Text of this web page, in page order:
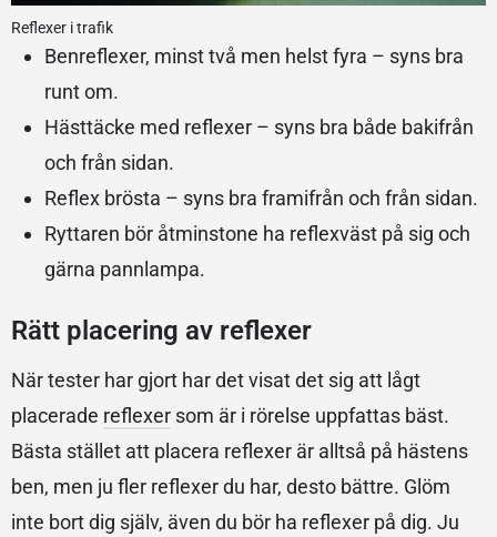
Reflexer i trafik
Benreflexer, minst två men helst fyra – syns bra
runt om.
Hästtäcke med reflexer – syns bra både bakifrån
och från sidan.
Reflex brösta – syns bra framifrån och från sidan.
Ryttaren bör åtminstone ha reflexväst på sig och
gärna pannlampa.
Rätt placering av reflexer
När tester har gjort har det visat det sig att lågt
placerade reflexer som är i rörelse uppfattas bäst.
Bästa stället att placera reflexer är alltså på hästens
ben, men ju fler reflexer du har, desto bättre. Glöm
inte bort dig själv, även du bör ha reflexer på dig. Ju